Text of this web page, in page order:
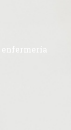
enfermería